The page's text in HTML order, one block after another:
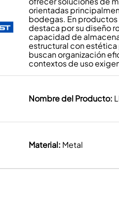
orientadas
bodegas. En
destaca por su diseño
capacidad de
estructural con estética
buscan organización
contextos de uso
Nombre del Producto:
Material: Metal